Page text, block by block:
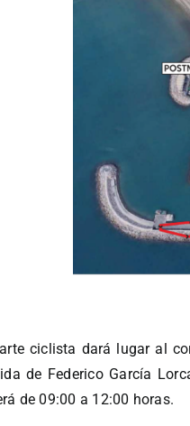
ciclista dará lugar al
de Federico García
de 09:00 a 12:00 horas.